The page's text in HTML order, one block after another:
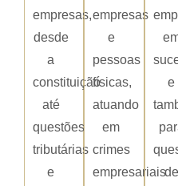
empresas,
desde
a
constituição
até
questões
tributárias
e
empresas
e
pessoas
físicas,
atuando
em
crimes
empresariais
e
de